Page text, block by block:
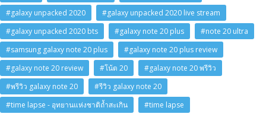
#galaxy unpacked 2020
#galaxy unpacked 2020 live stream
#galaxy unpacked 2020 bts
#galaxy note 20 plus
#note 20 ultra
#samsung galaxy note 20 plus
#galaxy note 20 plus review
#galaxy note 20 review
#โน้ต 20
#galaxy note 20 พรีวิว
#พรีวิว galaxy note 20
#รีวิว galaxy note 20
#time lapse - อุทยานแห่งชาติถ้ำสะเกิน
#time lapse